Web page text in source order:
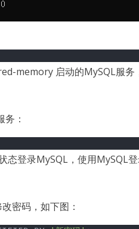
memory 启动的MySQL服务
：
态登录MySQL，使用MySQL
密码，如下图：